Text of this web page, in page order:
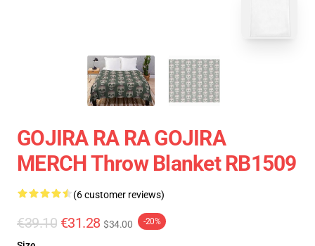
GOJIRA RA RA GOJIRA
MERCH Throw Blanket RB1509
(6 customer reviews)
€39.10 €31.28 $34.00 -20%